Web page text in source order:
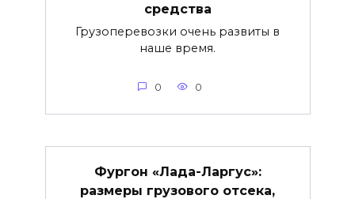
средства
Грузоперевозки очень развиты в
наше время.
0 0
Фургон «Лада-Ларгус»:
размеры грузового отсека,